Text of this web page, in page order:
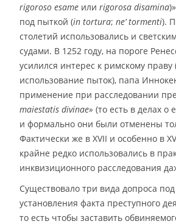
rigoroso esame или rigorosa disamina
под пыткой (in tortura; ne’ tormenti).
столетий использовались и
судами. В 1252 году, на пороге
усилился интерес к римскому
использование пыток), папа
применение при расследовании
maiestatis divinae» (то есть в делах о
и формально они были отменены
Фактически же в XVII и особенно в
крайне редко использовались в
инквизиционного расследования
Существовало три вида допроса
установления факта преступного
то есть чтобы заставить